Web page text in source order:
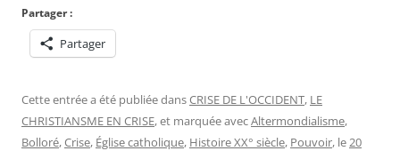
Partager :
Partager
Cette entrée a été publiée dansCRISE DE L'OCCIDENT, LE
CHRISTIANSME EN CRISE, et marquée avecAltermondialisme,
Bolloré,Crise, Église catholique, Histoire XX° siècle, Pouvoir, le20